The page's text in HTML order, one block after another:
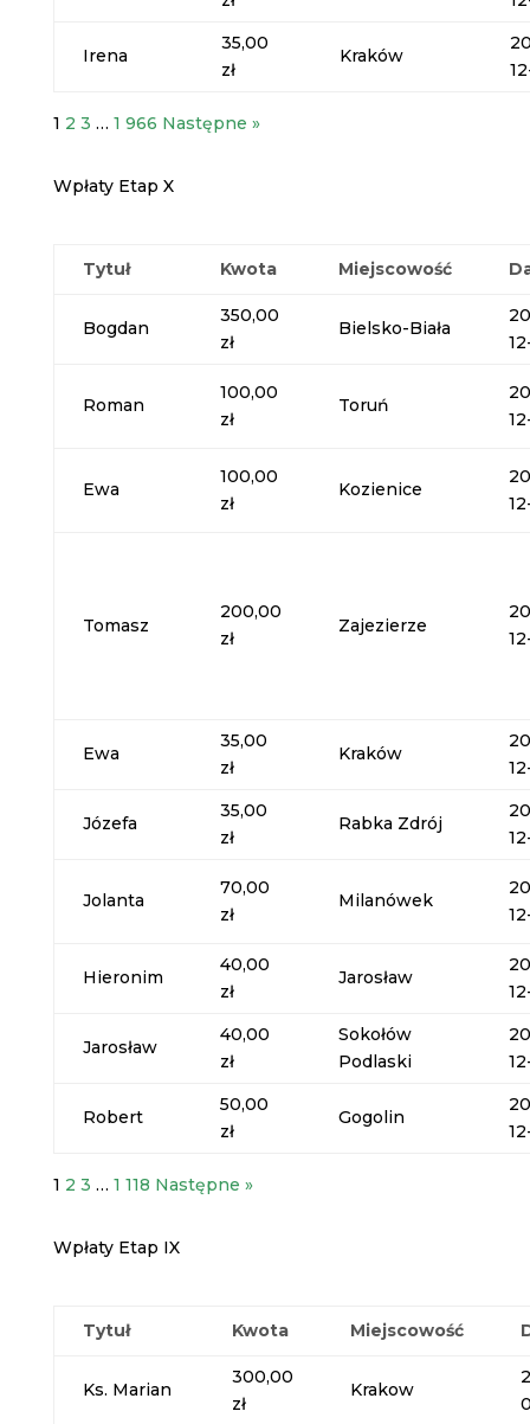
Irena
35,00
zł
Kraków
1 2 3 … 1 966 Następne »
Wpłaty Etap X
Tytuł Kwota Miejscowość
Bogdan
350,00
zł
Bielsko-Biała
Roman
100,00
zł
Toruń
Ewa
100,00
zł
Kozienice
Tomasz
200,00
zł
Zajezierze
Ewa
35,00
zł
Kraków
Józefa
35,00
zł
Rabka Zdrój
Jolanta
70,00
zł
Milanówek
Hieronim
40,00
zł
Jarosław
Jarosław
40,00
zł
Sokołów
Podlaski
Robert
50,00
zł
Gogolin
1 2 3 … 1 118 Następne »
Wpłaty Etap IX
Tytuł Kwota Miejscowość
Ks. Marian
300,00
zł
Krakow